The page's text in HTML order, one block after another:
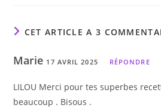
CET ARTICLE A 3
Marie 17 AVRIL 2025 RÉPONDRE
LILOU Merci pour tes superbes
beaucoup . Bisous .